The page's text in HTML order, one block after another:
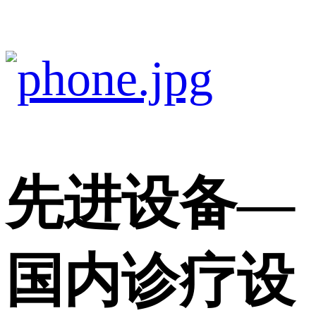
先进设备—
国内诊疗设